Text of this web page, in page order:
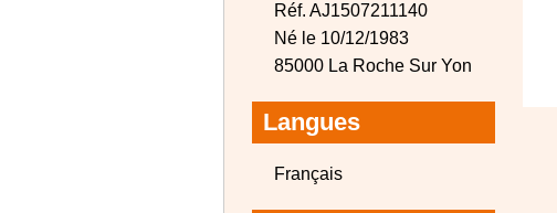
Réf. AJ1507211140
Né le 10/12/1983
85000 La Roche Sur Yon
Langues
Français